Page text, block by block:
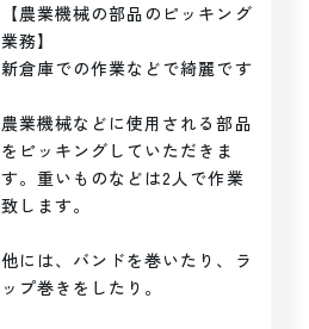
【農業機械の部品のピッキング
業務】
新倉庫での作業などで綺麗です
農業機械などに使用される部品
をピッキングしていただきま
す。重いものなどは2人で作業
致します。
他には、バンドを巻いたり、ラ
ップ巻きをしたり。